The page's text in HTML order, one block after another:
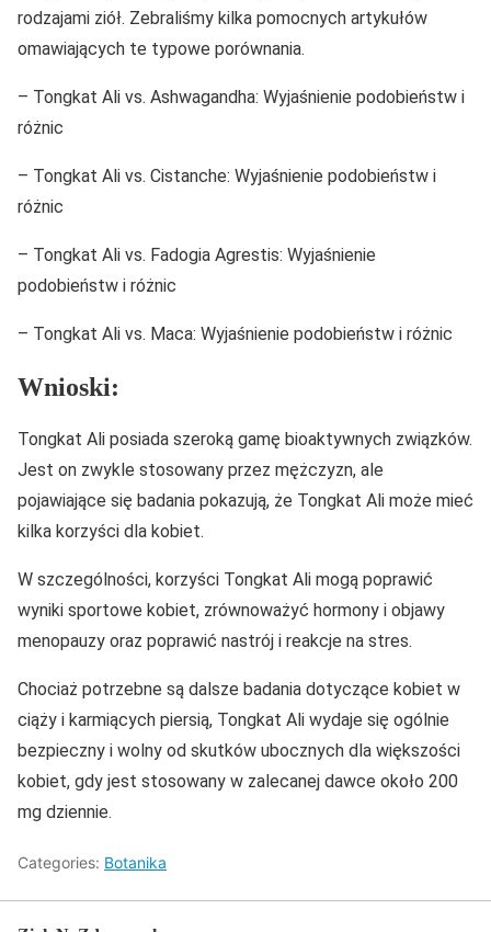
rodzajami ziół. Zebraliśmy kilka pomocnych artykułów
omawiających te typowe porównania.
– Tongkat Ali vs. Ashwagandha: Wyjaśnienie podobieństw i
różnic
– Tongkat Ali vs. Cistanche: Wyjaśnienie podobieństw i
różnic
– Tongkat Ali vs. Fadogia Agrestis: Wyjaśnienie
podobieństw i różnic
– Tongkat Ali vs. Maca: Wyjaśnienie podobieństw i różnic
Wnioski:
Tongkat Ali posiada szeroką gamę bioaktywnych związków.
Jest on zwykle stosowany przez mężczyzn, ale
pojawiające się badania pokazują, że Tongkat Ali może mieć
kilka korzyści dla kobiet.
W szczególności, korzyści Tongkat Ali mogą poprawić
wyniki sportowe kobiet, zrównoważyć hormony i objawy
menopauzy oraz poprawić nastrój i reakcje na stres.
Chociaż potrzebne są dalsze badania dotyczące kobiet w
ciąży i karmiących piersią, Tongkat Ali wydaje się ogólnie
bezpieczny i wolny od skutków ubocznych dla większości
kobiet, gdy jest stosowany w zalecanej dawce około 200
mg dziennie.
Categories: Botanika